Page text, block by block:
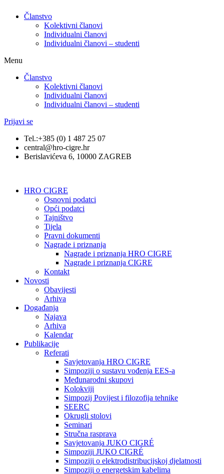
Članstvo
Kolektivni članovi
Individualni članovi
Individualni članovi – studenti
Menu
Članstvo
Kolektivni članovi
Individualni članovi
Individualni članovi – studenti
Prijavi se
Tel.:+385 (0) 1 487 25 07
central@hro-cigre.hr
Berislavićeva 6, 10000 ZAGREB
HRO CIGRE
Osnovni podatci​
Opći podatci
Tajništvo
Tijela
Pravni dokumenti
Nagrade i priznanja
Nagrade i priznanja HRO CIGRE
Nagrade i priznanja CIGRE
Kontakt
Novosti
Obavijesti
Arhiva
Događanja
Najava
Arhiva
Kalendar
Publikacije
Referati
Savjetovanja HRO CIGRE
Simpoziji o sustavu vođenja EES-a
Međunarodni skupovi
Kolokviji​
Simpozij Povijest i filozofija tehnike
SEERC
Okrugli stolovi
Seminari​
Stručna rasprava​
Savjetovanja JUKO CIGRÉ
Simpoziji JUKO CIGRÉ
Simpoziji o elektrodistribucijskoj djelatnosti
Simpoziji o energetskim kabelima